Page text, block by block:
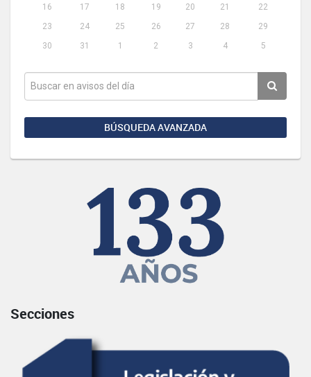
16
17 18 19 20 21
22
23
24 25 26 27 28
29
30
31 1 2 3 4 5
BÚSQUEDA AVANZADA
Secciones